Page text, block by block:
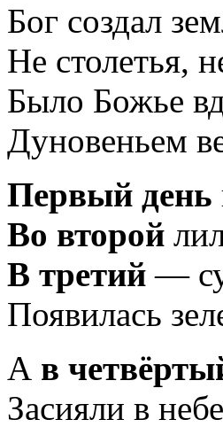
Бог создал
Не столетья,
Было Божье
Дуновеньем
Первый день
Во второй
В третий —
Появилась
А в
Засияли в